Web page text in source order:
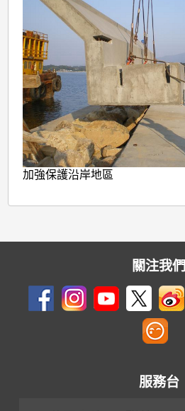
加強保護沿岸地區
關注我們
服務台